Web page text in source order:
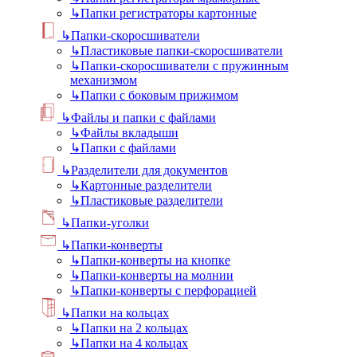
↳Папки регистраторы картонные
↳Папки-скоросшиватели
↳Пластиковые папки-скоросшиватели
↳Папки-скоросшиватели с пружинным
механизмом
↳Папки с боковым прижимом
↳Файлы и папки с файлами
↳Файлы вкладыши
↳Папки с файлами
↳Разделители для документов
↳Картонные разделители
↳Пластиковые разделители
↳Папки-уголки
↳Папки-конверты
↳Папки-конверты на кнопке
↳Папки-конверты на молнии
↳Папки-конверты с перфорацией
↳Папки на кольцах
↳Папки на 2 кольцах
↳Папки на 4 кольцах